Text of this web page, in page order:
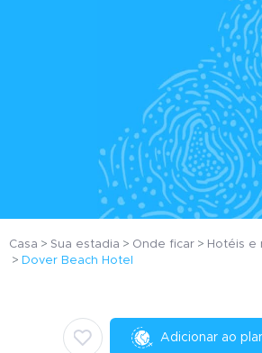
Casa Sua estadia Onde ficar
Hotéis e
Dover Beach Hotel
Adicionar ao